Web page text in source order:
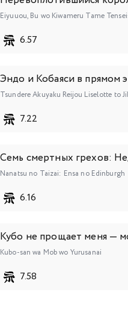
6.57
7.22
Nanatsu no Taizai: Ensa no Edinburgh
6.16
Кубо не прощает меня —
Kubo-san wa Mob wo Yurusanai
7.58